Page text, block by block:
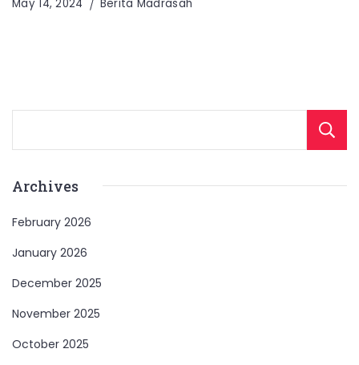
May 14, 2024 Berita Madrasah
Archives
February 2026
January 2026
December 2025
November 2025
October 2025